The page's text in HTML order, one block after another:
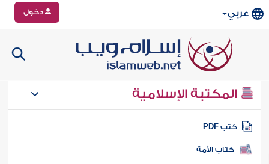
عربي دخول
المكتبة الإسلامية
كتب PDF